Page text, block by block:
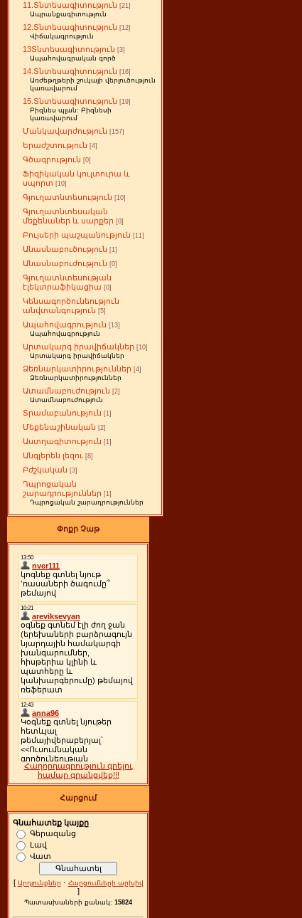
11.Տնտեսագիտություն [21]
Ապրանքագիտություն
12.Տնտեսագիտություն [12]
Վիճակագրություն
13Տնտեսագիտություն [3]
Ապահովագրական գործ
14.Տնտեսագիտություն [16]
Առժեթղթերի շուկայի վերլուծություն
կառավարում
15.Տնտեսագիտություն [19]
Բիզնես պլան: Բիզնեսի
կառավարում
Մանկավարժություն [157]
Երաժշտություն [4]
Գծագրություն [0]
Ֆիզիկական կուլտուրա և
սպորտ [10]
Գյուղատնտեսություն [10]
Գյուղատնտեսական
մեքենաներ և սարքեր [0]
Բույսերի պաշպանություն [11]
Անասնաբուծություն [1]
Անասնաբուժություն [0]
Գյուղատնտեսության
էլեկտրաֆիկացիա [0]
Կենսագործունեություն
անվտանգություն [5]
Ապահովագրություն [13]
Ապահովագրություն
Արտակարգ իրավիճակներ [10]
Արտակարգ իրավիճակներ
Ձեռնարկատիրություններ [4]
Ձեռնարկատիրություններ
Ատամնաբուժություն [2]
Ատամնաբուժություն
Տրամաբանություն [1]
Մեքենաշինական [2]
Աստղագիտություն [1]
Անգլերեն լեզու [8]
Բժշկական [3]
Դպրոցական
շարադրություններ [1]
Դպրոցական շարադրություններ
Փոքր Չաթ
Հաղորդագրություն գրելու
համար գրանցվեք!!!
Հարցում
Գնահատեք կայքը
Գերազանց
Լավ
Վատ
[ Արդյունքներ · Հարցումների արխիվ
]
Պատասխաների քանակ: 15824